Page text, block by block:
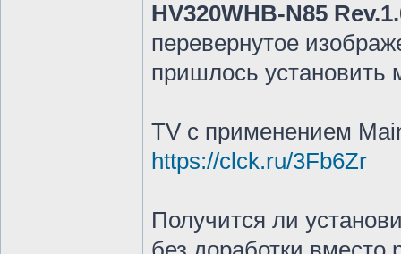
HV320WHB-N85
перевернутое
пришлось установить
ТV с применением
https://clck.ru/3Fb6Zr
Получится ли